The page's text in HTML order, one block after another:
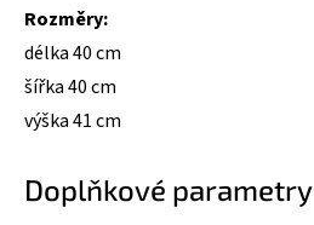
Rozměry:
délka 40 cm
šířka 40 cm
výška 41 cm
Doplňkové parametry